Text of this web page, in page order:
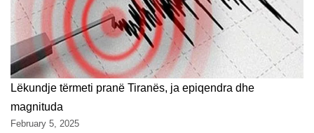
Lëkundje tërmeti pranë Tiranës, ja epiqendra dhe
magnituda
February 5, 2025